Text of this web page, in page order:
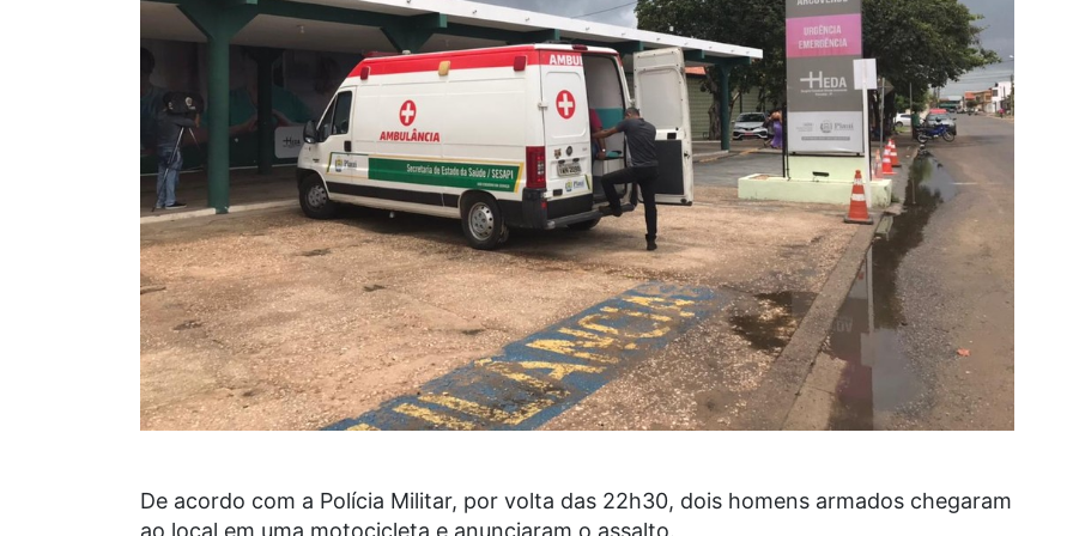
De acordo com a Polícia Militar, por volta das 22h30, dois homens armados chegaram
ao local em uma motocicleta e anunciaram o assalto.